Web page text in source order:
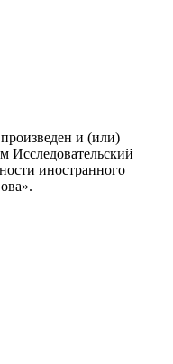
и (или)
Исследовательский
иностранного